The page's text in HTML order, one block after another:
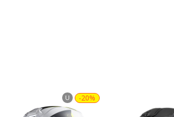
U -20%